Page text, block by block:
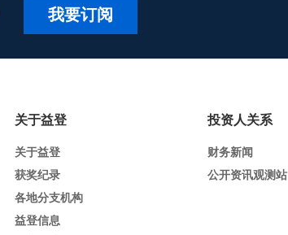
我要订阅
关于益登
关于益登
获奖纪录
各地分支机构
益登信息
投资人关系
财务新闻
公开资讯观测站